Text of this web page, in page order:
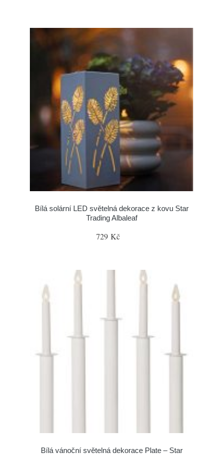
Bílá solární LED světelná dekorace z kovu Star
Trading Albaleaf
729 Kč
Bílá vánoční světelná dekorace Plate – Star